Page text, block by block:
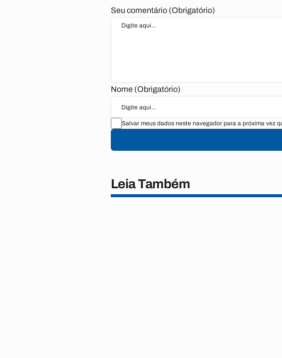
Seu comentário (Obrigatório)
Nome (Obrigatório)
Salvar meus dados neste navegador para a próxima vez
Leia Também